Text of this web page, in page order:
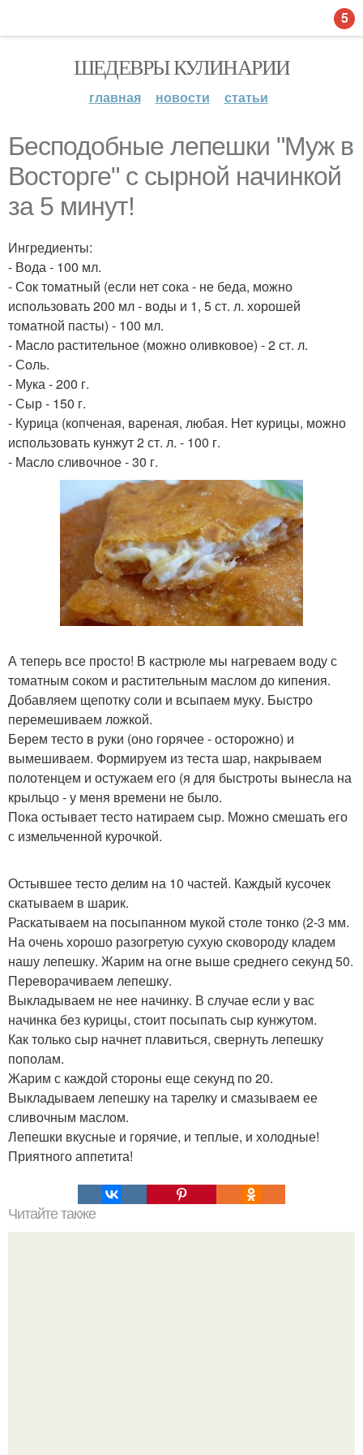
ШЕДЕВРЫ КУЛИНАРИИ
главная новости статьи
Бесподобные лепешки "Муж в
Восторге" с сырной начинкой
за 5 минут!
Ингредиенты:
- Вода - 100 мл.
- Сок томатный (если нет сока - не беда, можно
использовать 200 мл - воды и 1, 5 ст. л. хорошей
томатной пасты) - 100 мл.
- Масло растительное (можно оливковое) - 2 ст. л.
- Соль.
- Мука - 200 г.
- Сыр - 150 г.
- Курица (копченая, вареная, любая. Нет курицы, можно
использовать кунжут 2 ст. л. - 100 г.
- Масло сливочное - 30 г.
А теперь все просто! В кастрюле мы нагреваем воду с
томатным соком и растительным маслом до кипения.
Добавляем щепотку соли и всыпаем муку. Быстро
перемешиваем ложкой.
Берем тесто в руки (оно горячее - осторожно) и
вымешиваем. Формируем из теста шар, накрываем
полотенцем и остужаем его (я для быстроты вынесла на
крыльцо - у меня времени не было.
Пока остывает тесто натираем сыр. Можно смешать его
с измельченной курочкой.
Остывшее тесто делим на 10 частей. Каждый кусочек
скатываем в шарик.
Раскатываем на посыпанном мукой столе тонко (2-3 мм.
На очень хорошо разогретую сухую сковороду кладем
нашу лепешку. Жарим на огне выше среднего секунд 50.
Переворачиваем лепешку.
Выкладываем не нее начинку. В случае если у вас
начинка без курицы, стоит посыпать сыр кунжутом.
Как только сыр начнет плавиться, свернуть лепешку
пополам.
Жарим с каждой стороны еще секунд по 20.
Выкладываем лепешку на тарелку и смазываем ее
сливочным маслом.
Лепешки вкусные и горячие, и теплые, и холодные!
Приятного аппетита!
Читайте также
5